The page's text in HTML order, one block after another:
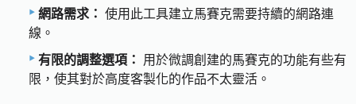
網路需求： 使用此工具建立馬賽克需要持續的網路連
線。
有限的調整選項：
用於微調創建的馬賽克的功能有些有
限，使其對於高度客製化的作品不太靈活。